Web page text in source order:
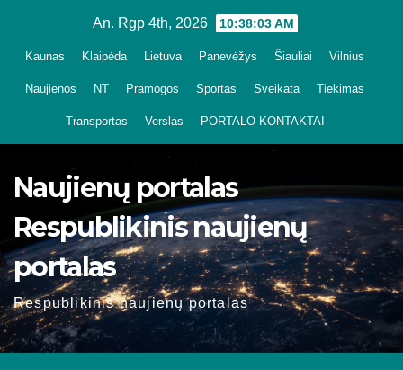
An. Rgp 4th, 2026 10:38:03 AM
Kaunas Klaipėda Lietuva Panevėžys Šiauliai Vilnius
Naujienos NT Pramogos Sportas Sveikata Tiekimas
Transportas Verslas PORTALO KONTAKTAI
Naujienų portalas
Respublikinis naujienų
portalas
Respublikinis naujienų portalas